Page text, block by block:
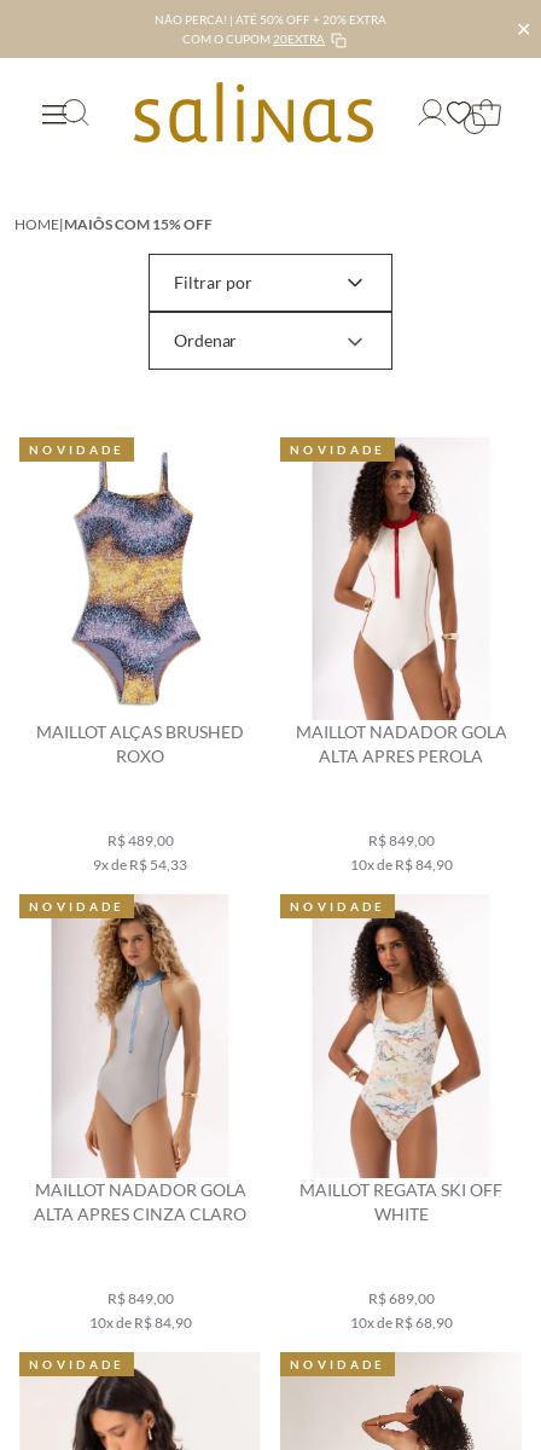
NÃO PERCA! | ATÉ 50% OFF + 20% EXTRA
COM O CUPOM 20EXTRA ✕
HOME|MAIÔS COM 15% OFF
Filtrar por
MAILLOT ALÇAS BRUSHED
ROXO
R$ 489,00
9x de R$ 54,33
NOVIDADE
MAILLOT NADADOR GOLA
ALTA APRES PEROLA
R$ 849,00
10x de R$ 84,90
NOVIDADE
MAILLOT NADADOR GOLA
ALTA APRES CINZA CLARO
R$ 849,00
10x de R$ 84,90
NOVIDADE
MAILLOT REGATA SKI OFF
WHITE
R$ 689,00
10x de R$ 68,90
NOVIDADE
NOVIDADE NOVIDADE